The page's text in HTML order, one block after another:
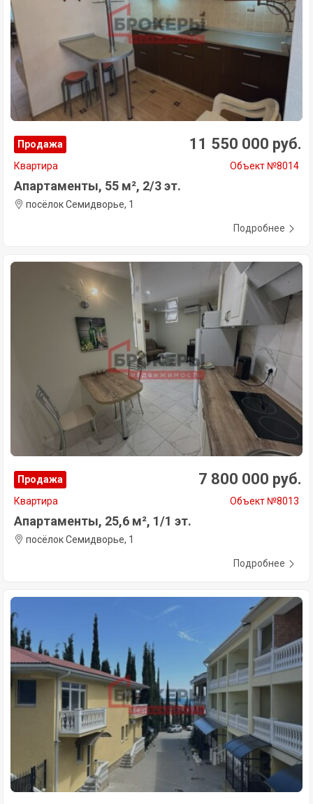
Продажа 11 550 000 руб.
Квартира Объект №8014
Апартаменты, 55 м², 2/3 эт.
посёлок Семидворье, 1
Подробнее
Продажа 7 800 000 руб.
Квартира Объект №8013
Апартаменты, 25,6 м², 1/1 эт.
посёлок Семидворье, 1
Подробнее